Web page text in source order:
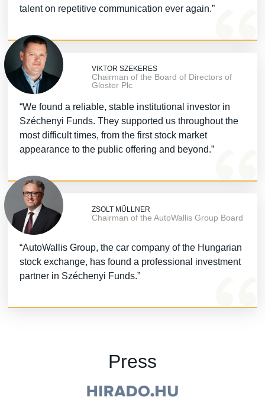
talent on repetitive communication ever again.”
“We found a reliable, stable institutional investor in
Széchenyi Funds. They supported us throughout the
most difficult times, from the first stock market
appearance to the public offering and beyond.”
VIKTOR SZEKERES
Chairman of the Board of Directors of
Gloster Plc
“AutoWallis Group, the car company of the Hungarian
stock exchange, has found a professional investment
partner in Széchenyi Funds.”
ZSOLT MÜLLNER
Chairman of the AutoWallis Group Board
Press